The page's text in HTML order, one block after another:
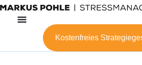
Zum
Inhalt
Kostenfreies